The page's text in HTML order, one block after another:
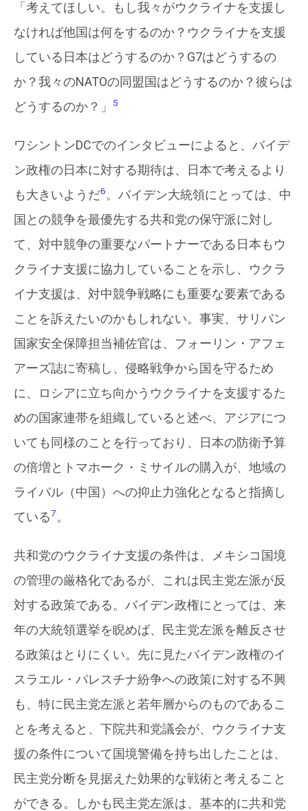
「考えてほしい。もし我々がウクライナを支援し
なければ他国は何をするのか？ウクライナを支援
している日本はどうするのか？G7はどうするの
か？我々のNATOの同盟国はどうするのか？彼らは
どうするのか？」
5
ワシントンDCでのインタビューによると、バイデ
ン政権の日本に対する期待は、日本で考えるより
も大きいようだ6。バイデン大統領にとっては、中
国との競争を最優先する共和党の保守派に対し
て、対中競争の重要なパートナーである日本もウ
クライナ支援に協力していることを示し、ウクラ
イナ支援は、対中競争戦略にも重要な要素である
ことを訴えたいのかもしれない。事実、サリバン
国家安全保障担当補佐官は、フォーリン・アフェ
アーズ誌に寄稿し、侵略戦争から国を守るため
に、ロシアに立ち向かうウクライナを支援するた
めの国家連帯を組織していると述べ、アジアにつ
いても同様のことを行っており、日本の防衛予算
の倍増とトマホーク・ミサイルの購入が、地域の
ライバル（中国）への抑止力強化となると指摘し
ている7。
共和党のウクライナ支援の条件は、メキシコ国境
の管理の厳格化であるが、これは民主党左派が反
対する政策である。バイデン政権にとっては、来
年の大統領選挙を睨めば、民主党左派を離反させ
る政策はとりにくい。先に見たバイデン政権のイ
スラエル・パレスチナ紛争への政策に対する不興
も、特に民主党左派と若年層からのものであるこ
とを考えると、下院共和党議会が、ウクライナ支
援の条件について国境警備を持ち出したことは、
民主党分断を見据えた効果的な戦術と考えること
ができる。しかも民主党左派は、基本的に共和党